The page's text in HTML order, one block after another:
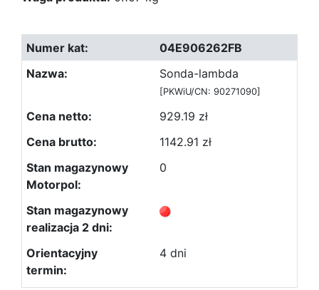
04E906262FB
Sonda-lambda
[PKWiU/CN: 90271090]
929.19 zł
1142.91 zł
0
4 dni